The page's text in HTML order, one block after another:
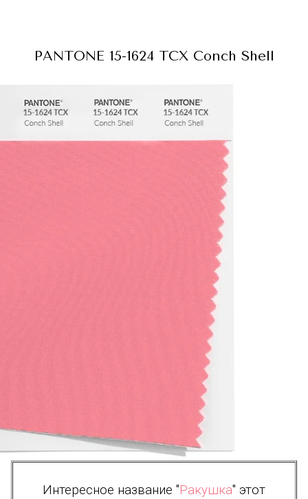
PANTONE 15-1624 TCX Conch Shell
Интересное название "Ракушка" этот